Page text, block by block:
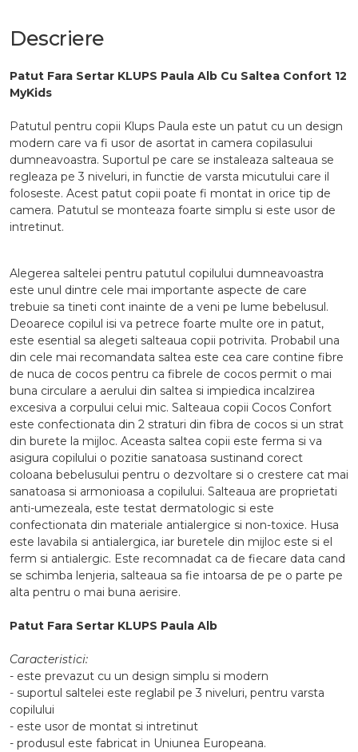
Descriere
Patut Fara Sertar KLUPS Paula Alb Cu Saltea Confort 12
MyKids
Patutul pentru copii Klups Paula este un patut cu un design
modern care va fi usor de asortat in camera copilasului
dumneavoastra. Suportul pe care se instaleaza salteaua se
regleaza pe 3 niveluri, in functie de varsta micutului care il
foloseste. Acest patut copii poate fi montat in orice tip de
camera. Patutul se monteaza foarte simplu si este usor de
intretinut.
Alegerea saltelei pentru patutul copilului dumneavoastra
este unul dintre cele mai importante aspecte de care
trebuie sa tineti cont inainte de a veni pe lume bebelusul.
Deoarece copilul isi va petrece foarte multe ore in patut,
este esential sa alegeti salteaua copii potrivita. Probabil una
din cele mai recomandata saltea este cea care contine fibre
de nuca de cocos pentru ca fibrele de cocos permit o mai
buna circulare a aerului din saltea si impiedica incalzirea
excesiva a corpului celui mic. Salteaua copii Cocos Confort
este confectionata din 2 straturi din fibra de cocos si un strat
din burete la mijloc. Aceasta saltea copii este ferma si va
asigura copilului o pozitie sanatoasa sustinand corect
coloana bebelusului pentru o dezvoltare si o crestere cat mai
sanatoasa si armonioasa a copilului. Salteaua are proprietati
anti-umezeala, este testat dermatologic si este
confectionata din materiale antialergice si non-toxice. Husa
este lavabila si antialergica, iar buretele din mijloc este si el
ferm si antialergic. Este recomnadat ca de fiecare data cand
se schimba lenjeria, salteaua sa fie intoarsa de pe o parte pe
alta pentru o mai buna aerisire.
Patut Fara Sertar KLUPS Paula Alb
Caracteristici:
- este prevazut cu un design simplu si modern
- suportul saltelei este reglabil pe 3 niveluri, pentru varsta
copilului
- este usor de montat si intretinut
- produsul este fabricat in Uniunea Europeana.